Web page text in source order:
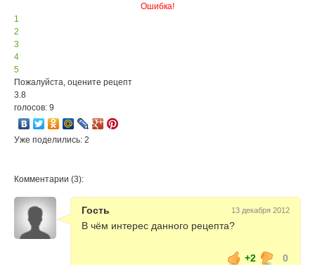
Ошибка!
1
2
3
4
5
Пожалуйста, оцените рецепт
3.8
голосов: 9
Уже поделились: 2
Комментарии (3):
Гость 13 декабря 2012
В чём интерес данного рецепта?
+2 0